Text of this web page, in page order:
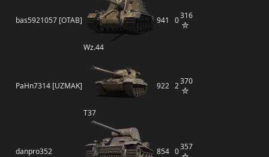
bas5921057 [OTAB]
Wz.44
941 0316
PaHn7314 [UZMAK]
T37
922 2370
danpro352 854 0357